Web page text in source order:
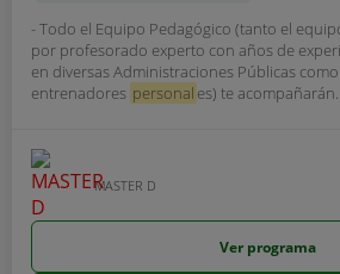
- Todo el Equipo Pedagógico (tanto el
por profesorado experto con años de
en diversas Administraciones Públicas
entrenadores personal es) te
MASTER D
Ver programa